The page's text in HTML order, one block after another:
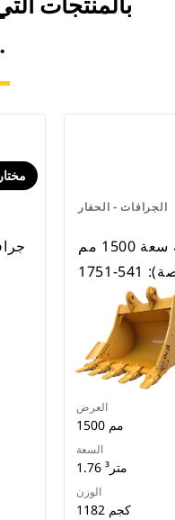
بالمنتجات
متكرر.
مختار
الجرافات - الحفار
جرافة الخدمة الشاقة سعة 1500 مم
العرض
1500 مم
السعة
1.76 متر³
الوزن
1182 كجم